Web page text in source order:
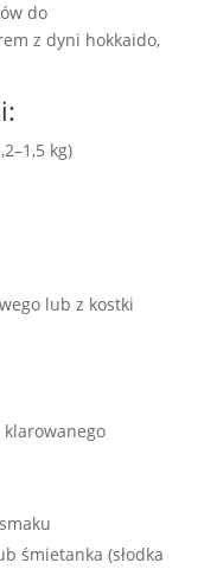
do
z dyni hokkaido,
kg)
lub z kostki
klarowanego
śmietanka (słodka